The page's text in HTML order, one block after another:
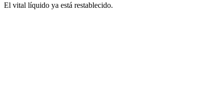
El vital líquido ya está restablecido.